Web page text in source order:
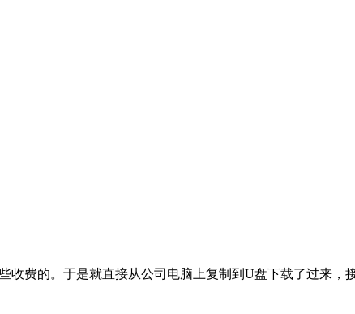
费的。于是就直接从公司电脑上复制到U盘下载了过来，